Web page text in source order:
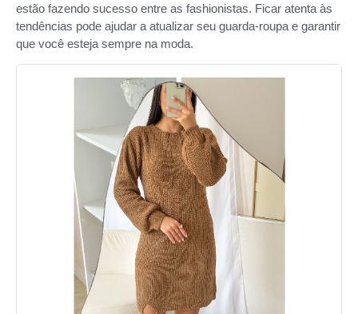
estão fazendo sucesso entre as fashionistas. Ficar atenta às
tendências pode ajudar a atualizar seu guarda-roupa e garantir
que você esteja sempre na moda.